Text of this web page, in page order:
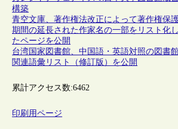
構築
青空文庫、著作権法改正によって著作権保護
期間の延長された作家名の一部をリスト化し
たページを公開
台湾国家図書館、中国語・英語対照の図書
関連語彙リスト（修訂版）を公開
累計アクセス数:6462
印刷用ページ